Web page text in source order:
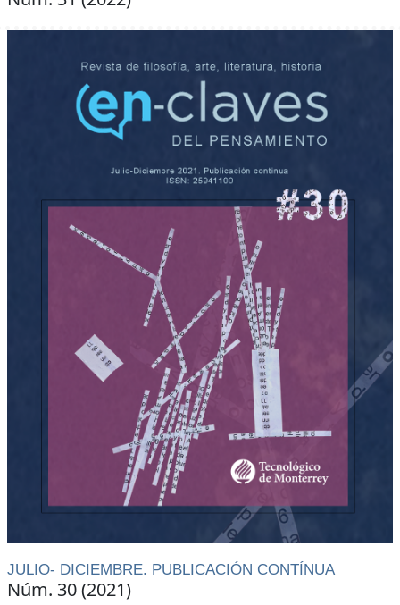
JULIO- DICIEMBRE. PUBLICACIÓN CONTÍNUA
Núm. 30 (2021)